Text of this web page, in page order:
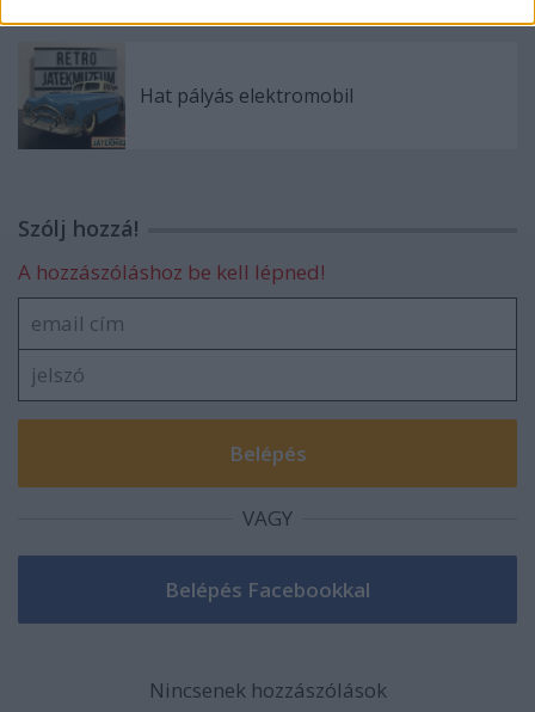
Hat pályás elektromobil
Szólj hozzá!
A hozzászóláshoz be kell lépned!
VAGY
Nincsenek hozzászólások